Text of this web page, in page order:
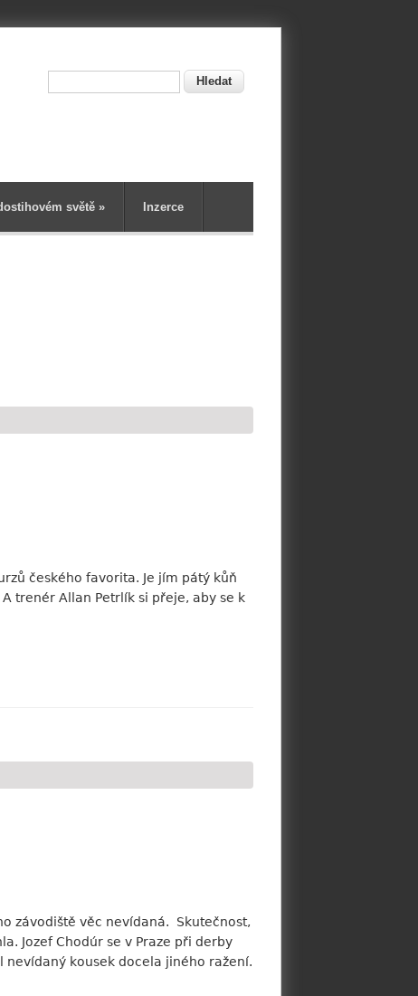
světě » Inzerce
českého favorita. Je jím pátý kůň
trenér Allan Petrlík si přeje, aby se k
závodiště věc nevídaná. Skutečnost,
Jozef Chodúr se v Praze při derby
kousek docela jiného ražení.